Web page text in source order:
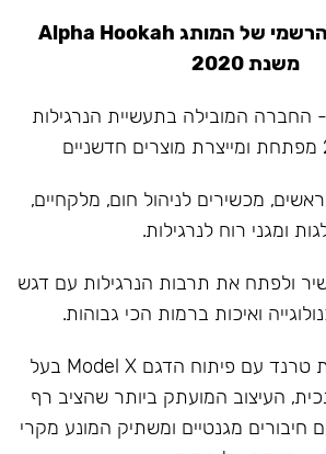
גוסטו - היבואן הרשמי של המותג Alpha Hookah
משנת 2020
Alpha Hookah - החברה המובילה בתעשיית הנרגילות
ראשים, מכשירים לניהול חום, מלקחיים,
ומגני רוח לנרגילות.
ולפתח את תרבות הנרגילות עם דגש
ואיכות ברמות הכי גבוהות.
חדשנות - יצירת טרנד עם פיתוח הדגם Model X בעל
העיצוב המועתק ביותר שהציב רף
חיבורים מגנטיים ומשתיק המונע מקרי